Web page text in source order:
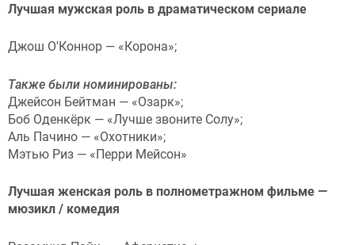
Лучшая мужская роль в драматическом сериале
Джош О'Коннор — «Корона»;
Также были номинированы:
Джейсон Бейтман — «Озарк»;
Боб Оденкёрк — «Лучше звоните Солу»;
Аль Пачино — «Охотники»;
Мэтью Риз — «Перри Мейсон»
Лучшая женская роль в полнометражном фильме —
мюзикл / комедия